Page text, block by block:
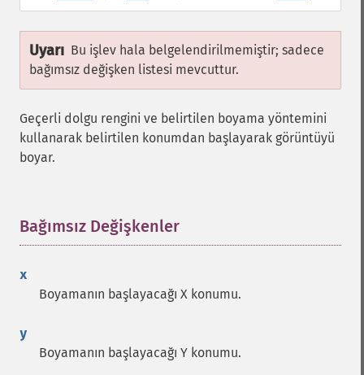
Uyarı Bu işlev hala belgelendirilmemiştir; sadece
bağımsız değişken listesi mevcuttur.
Geçerli dolgu rengini ve belirtilen boyama yöntemini
kullanarak belirtilen konumdan başlayarak görüntüyü
boyar.
Bağımsız Değişkenler
x
Boyamanın başlayacağı X konumu.
y
Boyamanın başlayacağı Y konumu.